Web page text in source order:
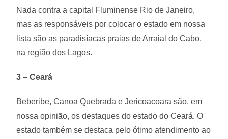
Nada contra a capital Fluminense Rio de Janeiro,
mas as responsáveis por colocar o estado em nossa
lista são as paradisíacas praias de Arraial do Cabo,
na região dos Lagos.
3 – Ceará
Beberibe, Canoa Quebrada e Jericoacoara são, em
nossa opinião, os destaques do estado do Ceará. O
estado também se destaca pelo ótimo atendimento ao